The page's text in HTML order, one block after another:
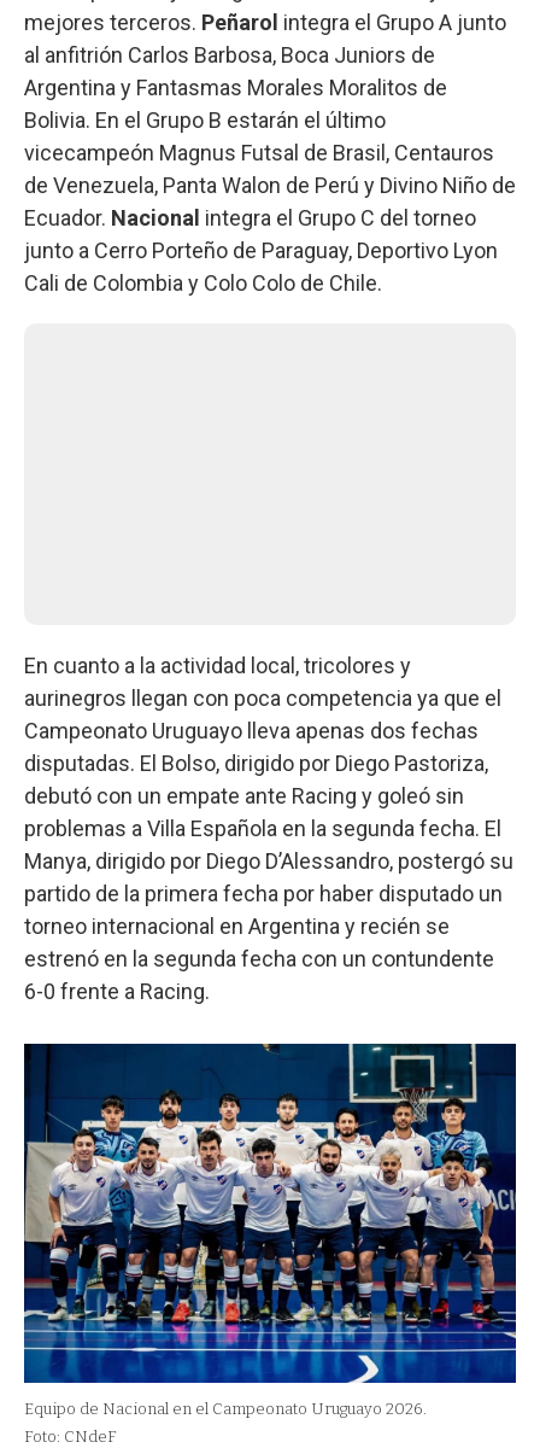
mejores terceros. Peñarol integra el Grupo A junto
al anfitrión Carlos Barbosa, Boca Juniors de
Argentina y Fantasmas Morales Moralitos de
Bolivia. En el Grupo B estarán el último
vicecampeón Magnus Futsal de Brasil, Centauros
de Venezuela, Panta Walon de Perú y Divino Niño de
Ecuador. Nacional integra el Grupo C del torneo
junto a Cerro Porteño de Paraguay, Deportivo Lyon
Cali de Colombia y Colo Colo de Chile.
En cuanto a la actividad local, tricolores y
aurinegros llegan con poca competencia ya que el
Campeonato Uruguayo lleva apenas dos fechas
disputadas. El Bolso, dirigido por Diego Pastoriza,
debutó con un empate ante Racing y goleó sin
problemas a Villa Española en la segunda fecha. El
Manya, dirigido por Diego D’Alessandro, postergó su
partido de la primera fecha por haber disputado un
torneo internacional en Argentina y recién se
estrenó en la segunda fecha con un contundente
6-0 frente a Racing.
Equipo de Nacional en el Campeonato Uruguayo 2026.
Foto: CNdeF